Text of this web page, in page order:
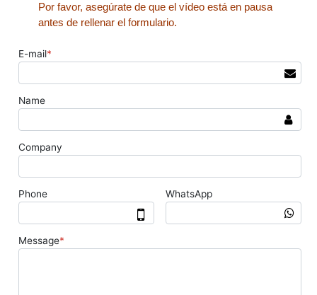
Por favor, asegúrate de que el vídeo está en pausa
antes de rellenar el formulario.